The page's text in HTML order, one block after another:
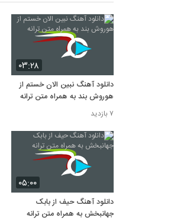
۰۳:۲۸
دانلود آهنگ نبین الان خستم از
هوروش بند به همراه متن ترانه
۷ بازدید
۰۵:۰۰
دانلود آهنگ حیف از بابک
جهانبخش به همراه متن ترانه